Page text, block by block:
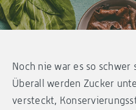
Noch nie war es so schwer
Überall werden Zucker
versteckt,